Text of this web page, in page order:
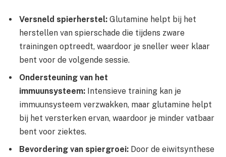
Versneld spierherstel: Glutamine helpt bij het
herstellen van spierschade die tijdens zware
trainingen optreedt, waardoor je sneller weer klaar
bent voor de volgende sessie.
Ondersteuning van het
immuunsysteem: Intensieve training kan je
immuunsysteem verzwakken, maar glutamine helpt
bij het versterken ervan, waardoor je minder vatbaar
bent voor ziektes.
Bevordering van spiergroei: Door de eiwitsynthese